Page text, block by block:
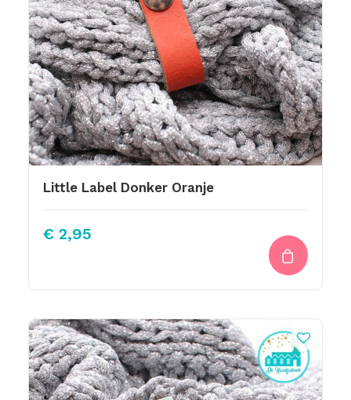
Little Label Donker Oranje
€ 2,95